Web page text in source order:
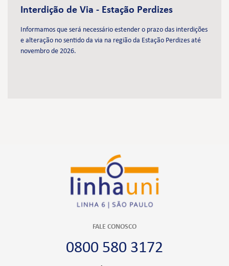
Interdição de Via - Estação Perdizes
Informamos que será necessário estender o prazo das interdições
e alteração no sentido da via na região da Estação Perdizes até
novembro de 2026.
FALE CONOSCO
0800 580 3172